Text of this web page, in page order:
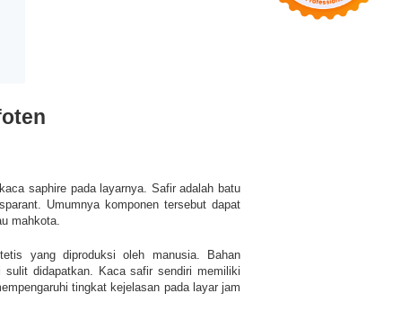
saphire pada layarnya. Safir adalah batu
Umumnya komponen tersebut dapat
mahkota.
yang diproduksi oleh manusia. Bahan
didapatkan. Kaca safir sendiri memiliki
tingkat kejelasan pada layar jam